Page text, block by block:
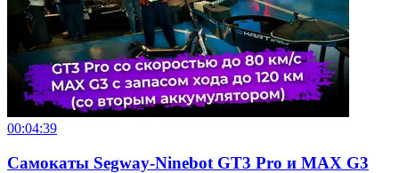
00:04:39
Самокаты Segway-Ninebot GT3 Pro и MAX G3